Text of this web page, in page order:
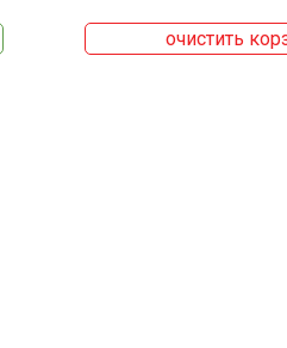
очистить